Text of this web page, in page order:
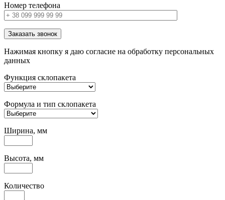
Номер телефона
Заказать звонок
Нажимая кнопку я даю согласие на обработку персональных
данных
Функция склопакета
Формула и тип склопакета
Ширина, мм
Высота, мм
Количество